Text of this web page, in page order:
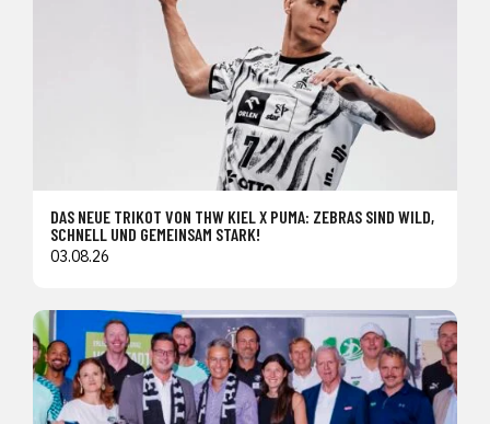
DAS NEUE TRIKOT VON THW KIEL X PUMA: ZEBRAS SIND WILD,
SCHNELL UND GEMEINSAM STARK!
03.08.26